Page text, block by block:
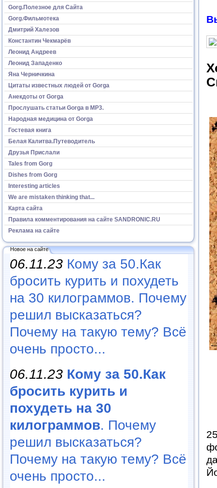
Gorg.Полезное для Сайта
Gorg.Фильмотека
Дмитрий Халезов
Константин Чекмарёв
Леонид Андреев
Леонид Западенко
Яна Черничкина
Цитаты известных людей от Gorga
Анекдоты от Gorga
Прослушать статьи Gorga в МР3.
Народная медицина от Gorga
Гостевая книга
Белая Калитва.Путеводитель
Друзья Прислали
Tales from Gorg
Dishes from Gorg
Interesting articles
We are mistaken thinking that...
Карта сайта
Правила комментирования на сайте SANDRONIC.RU
Реклама на сайте
Новое на сайте
06.11.23 Кому за 50.Как
бросить курить и похудеть
на 30 килограммов. Почему
решил высказаться?
Почему на такую тему? Всё
очень просто...
06.11.23 Кому за 50.Как
бросить курить и
похудеть на 30
килограммов. Почему
решил высказаться?
Почему на такую тему? Всё
очень просто...